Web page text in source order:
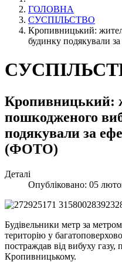
ГОЛОВНА
СУСПІЛЬСТВО
Кропивницький:
будинку подякували
Кропивницький:
пошкодженого
подякували за
(ФОТО)
Деталі
Опубліковано: 05
Будівельники метр за
територію у
постраждав від вибуху
Кропивницькому.